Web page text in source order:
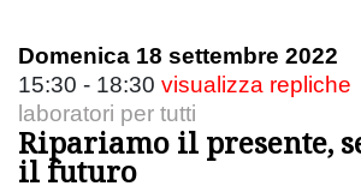
Domenica 18 settembre 2022
15:30 - 18:30 visualizza repliche
laboratori per tutti
Ripariamo il presente,
il futuro